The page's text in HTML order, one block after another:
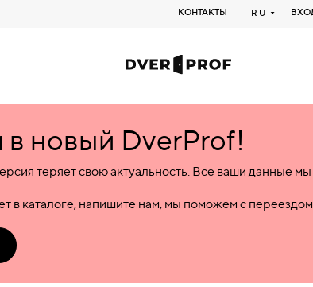
КОНТАКТЫ RU
новый DverProf!
теряет свою актуальность. Все ваши данные
в каталоге, напишите нам, мы поможем с